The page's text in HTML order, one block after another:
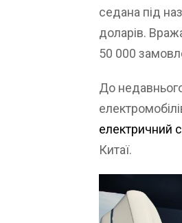
седана під
доларів.
50 000
До
електричний
Китаї.